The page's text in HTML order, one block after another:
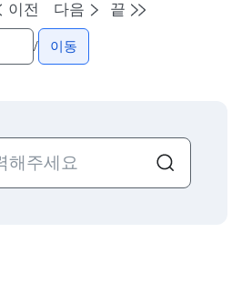
이전 다음 끝
/ 이동
검색